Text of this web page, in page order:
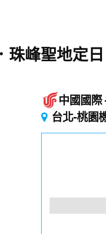
珠峰聖地定
中國國際
台北-桃園